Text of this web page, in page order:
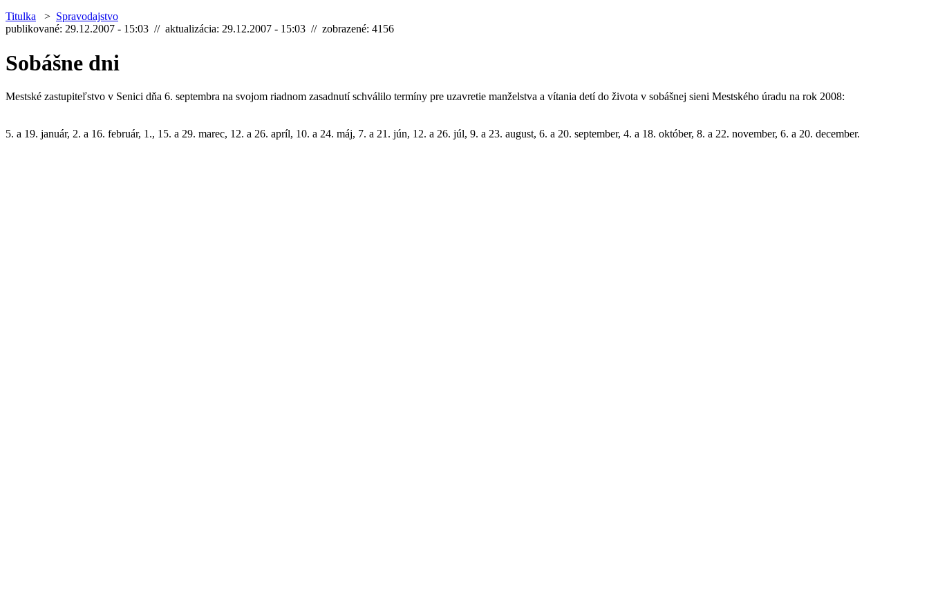
Titulka > Spravodajstvo
publikované: 29.12.2007 - 15:03 // aktualizácia: 29.12.2007 - 15:03 // zobrazené: 4156
Sobášne dni
Mestské zastupiteľstvo v Senici dňa 6. septembra na svojom riadnom zasadnutí schválilo termíny pre uzavretie manželstva a vítania detí do života v sobášnej sieni Mestského úradu na rok 2008:
5. a 19. január, 2. a 16. február, 1., 15. a 29. marec, 12. a 26. apríl, 10. a 24. máj, 7. a 21. jún, 12. a 26. júl, 9. a 23. august, 6. a 20. september, 4. a 18. október, 8. a 22. november, 6. a 20. december.